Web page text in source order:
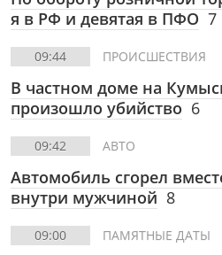
я в РФ и девятая в ПФО 7
09:44 ПРОИСШЕСТВИЯ
В частном доме на
произошло убийство 6
09:42 АВТО
Автомобиль сгорел
внутри мужчиной 8
09:00 ПАМЯТНЫЕ ДАТЫ